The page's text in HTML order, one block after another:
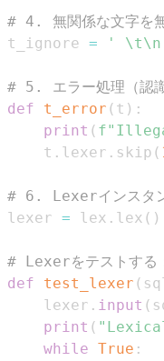
# 4. 無関係な文字を無
t_ignore = '
# 5. エラー処理（認識
def
t_error ( t ) :
print (
    t
. lexer . skip (
# 6. Lexerインスタ
lexer = lex . lex ( )
# Lexerをテストする
def
test_lexer (
    lexer
. input (
print (
while True :